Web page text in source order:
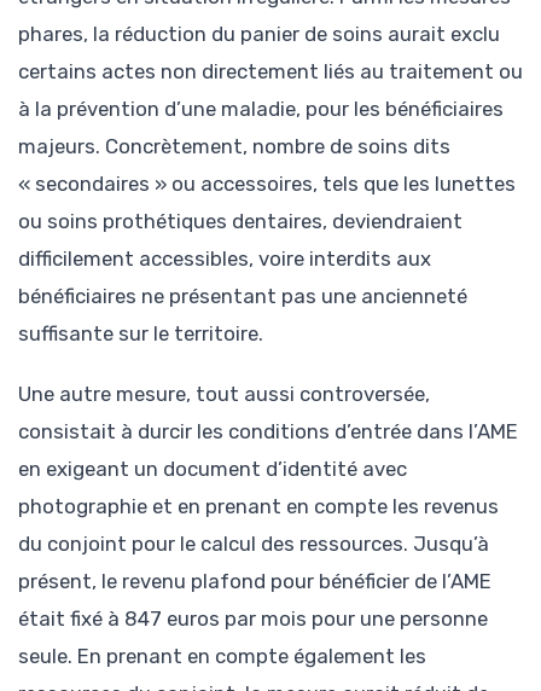
phares, la réduction du panier de soins aurait exclu
certains actes non directement liés au traitement ou
à la prévention d’une maladie, pour les bénéficiaires
majeurs. Concrètement, nombre de soins dits
« secondaires » ou accessoires, tels que les lunettes
ou soins prothétiques dentaires, deviendraient
difficilement accessibles, voire interdits aux
bénéficiaires ne présentant pas une ancienneté
suffisante sur le territoire.
Une autre mesure, tout aussi controversée,
consistait à durcir les conditions d’entrée dans l’AME
en exigeant un document d’identité avec
photographie et en prenant en compte les revenus
du conjoint pour le calcul des ressources. Jusqu’à
présent, le revenu plafond pour bénéficier de l’AME
était fixé à 847 euros par mois pour une personne
seule. En prenant en compte également les